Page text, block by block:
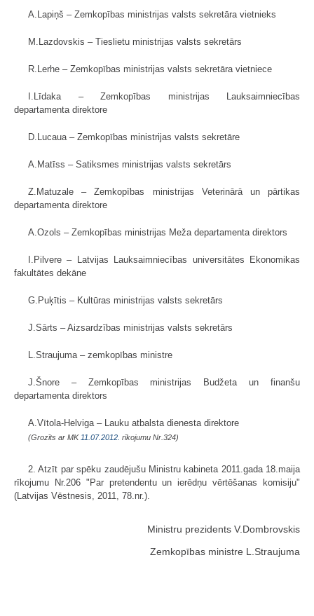
A.Lapiņš – Zemkopības ministrijas valsts sekretāra vietnieks
M.Lazdovskis – Tieslietu ministrijas valsts sekretārs
R.Lerhe – Zemkopības ministrijas valsts sekretāra vietniece
I.Līdaka – Zemkopības ministrijas Lauksaimniecības
departamenta direktore
D.Lucaua – Zemkopības ministrijas valsts sekretāre
A.Matīss – Satiksmes ministrijas valsts sekretārs
Z.Matuzale – Zemkopības ministrijas Veterinārā un pārtikas
departamenta direktore
A.Ozols – Zemkopības ministrijas Meža departamenta direktors
I.Pilvere – Latvijas Lauksaimniecības universitātes Ekonomikas
fakultātes dekāne
G.Puķītis – Kultūras ministrijas valsts sekretārs
J.Sārts – Aizsardzības ministrijas valsts sekretārs
L.Straujuma – zemkopības ministre
J.Šnore – Zemkopības ministrijas Budžeta un finanšu
departamenta direktors
A.Vītola-Helviga – Lauku atbalsta dienesta direktore
(Grozīts ar MK 11.07.2012. rīkojumu Nr.324)
2. Atzīt par spēku zaudējušu Ministru kabineta 2011.gada 18.maija
rīkojumu Nr.206 "Par pretendentu un ierēdņu vērtēšanas komisiju"
(Latvijas Vēstnesis, 2011, 78.nr.).
Ministru prezidents V.Dombrovskis
Zemkopības ministre L.Straujuma